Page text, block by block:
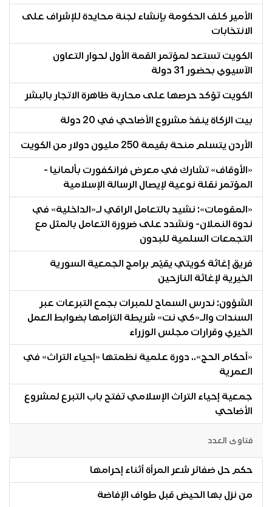
الأمير كلف الحكومة بإنشاء لجنة محايدة للإشراف على
الانتخابات
الكويت تستعد لمؤتمر القمة الأول لحوار التعاون
الآسيوي بحضور 31 دولة
الكويت تؤكد حرصها على محاربة ظاهرة الاتجار بالبشر
بيت الزكاة ينفذ مشروع الأضاحي في 20 دولة
الأردن يتسلم منحة بقيمة 250 مليون دولار من الكويت
«الأوقاف» تشارك في معرض فرانكفورت بألمانيا -
المؤتمر نقلة نوعية لإيصال الرسالة الإسلامية
«المقومات»: نشيد بالتعامل الراقي لـ«الداخلية» في
ندوة النملان- ونشدد على ضرورة التعامل بالمثل مع
التجمعات السلمية للبدون
فريق إغاثة كويتي يقيّم برامج الجمعية السورية
الخيرية لإغاثة النازحين
الشؤون: ندرس السماح للمبرات بجمع التبرعات عبر
السندات والـ«كي نت» شريطة التزامها بضوابط العمل
الخيري وقرارات مجلس الوزراء
«أحكام الحج».. دورة علمية نظمتها «إحياء التراث» في
العمرية
جمعية إحياء التراث الإسلامي تفتح باب التبرع لمشروع
الأضاحي
فتاوى العدد
حكم حل ضفائر شعر المرأة أثناء إحرامها
من نزل بها الحيض قبل طواف الإفاضة